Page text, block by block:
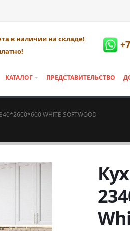
в наличии на складе!
КАТАЛОГ ПРЕДСТАВИТЕЛЬСТВО
WHITE SOFTWOOD